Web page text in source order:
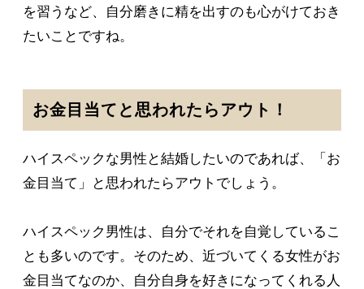
を習うなど、自分磨きに精を出すのも心がけておき
たいことですね。
お金目当てと思われたらアウト！
ハイスペックな男性と結婚したいのであれば、「お
金目当て」と思われたらアウトでしょう。
ハイスペック男性は、自分でそれを自覚しているこ
とも多いのです。そのため、近づいてくる女性がお
金目当てなのか、自分自身を好きになってくれる人